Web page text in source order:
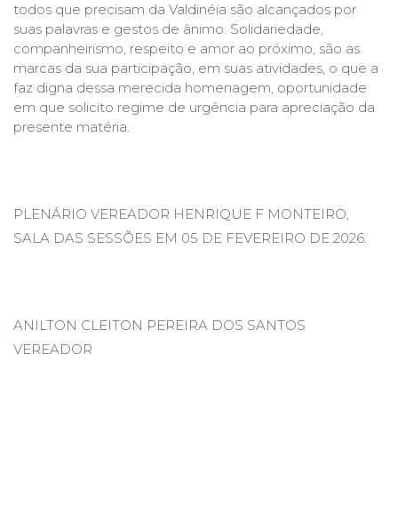
todos que precisam da Valdinéia são alcançados por
suas palavras e gestos de ânimo. Solidariedade,
companheirismo, respeito e amor ao próximo, são as
marcas da sua participação, em suas atividades, o que a
faz digna dessa merecida homenagem, oportunidade
em que solicito regime de urgência para apreciação da
presente matéria.
PLENÁRIO VEREADOR HENRIQUE F MONTEIRO,
SALA DAS SESSÕES EM 05 DE FEVEREIRO DE 2026.
ANILTON CLEITON PEREIRA DOS SANTOS
VEREADOR